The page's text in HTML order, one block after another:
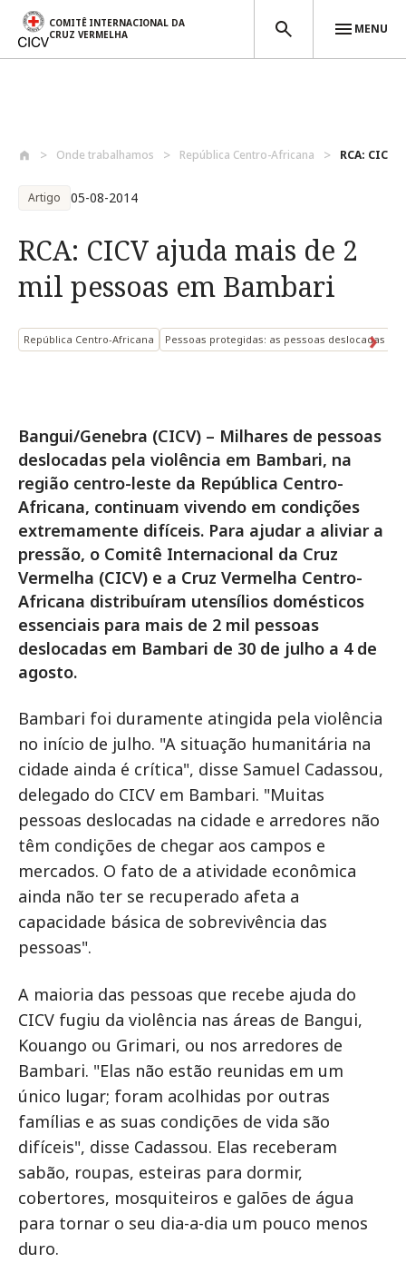
COMITÊ INTERNACIONAL DA
CRUZ VERMELHA
MENU
Onde trabalhamos República Centro-Africana RCA:
Artigo 05-08-2014
RCA: CICV ajuda mais de 2
mil pessoas em Bambari
República Centro-Africana Pessoas protegidas: as pessoas deslocadas
Bangui/Genebra (CICV) – Milhares de pessoas
deslocadas pela violência em Bambari, na
região centro-leste da República Centro-
Africana, continuam vivendo em condições
extremamente difíceis. Para ajudar a aliviar a
pressão, o Comitê Internacional da Cruz
Vermelha (CICV) e a Cruz Vermelha Centro-
Africana distribuíram utensílios domésticos
essenciais para mais de 2 mil pessoas
deslocadas em Bambari de 30 de julho a 4 de
agosto.
Bambari foi duramente atingida pela violência
no início de julho. "A situação humanitária na
cidade ainda é crítica", disse Samuel Cadassou,
delegado do CICV em Bambari. "Muitas
pessoas deslocadas na cidade e arredores não
têm condições de chegar aos campos e
mercados. O fato de a atividade econômica
ainda não ter se recuperado afeta a
capacidade básica de sobrevivência das
pessoas".
A maioria das pessoas que recebe ajuda do
CICV fugiu da violência nas áreas de Bangui,
Kouango ou Grimari, ou nos arredores de
Bambari. "Elas não estão reunidas em um
único lugar; foram acolhidas por outras
famílias e as suas condições de vida são
difíceis", disse Cadassou. Elas receberam
sabão, roupas, esteiras para dormir,
cobertores, mosquiteiros e galões de água
para tornar o seu dia-a-dia um pouco menos
duro.